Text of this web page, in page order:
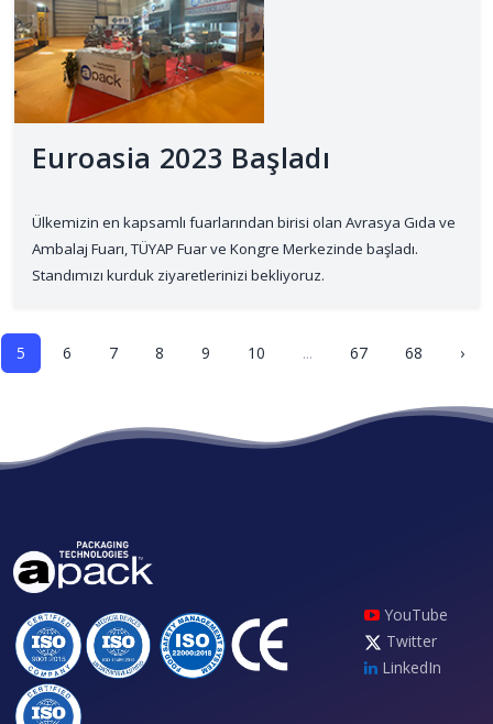
Euroasia 2023 Başladı
Ülkemizin en kapsamlı fuarlarından birisi olan Avrasya Gıda ve
Ambalaj Fuarı, TÜYAP Fuar ve Kongre Merkezinde başladı.
Standımızı kurduk ziyaretlerinizi bekliyoruz.
5 6 7 8 9 10 ... 67 68 ›
YouTube
Twitter
LinkedIn